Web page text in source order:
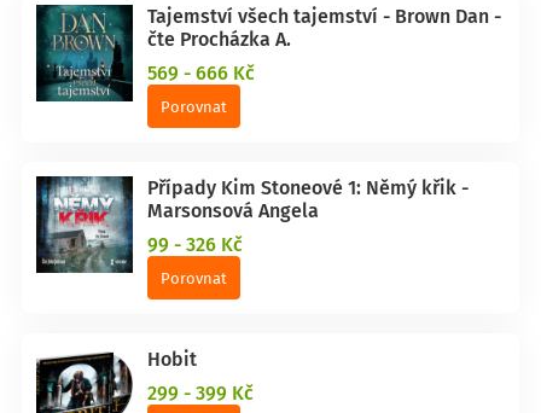
Tajemství všech tajemství - Brown Dan -
čte Procházka A.
569 - 666 Kč
Porovnat
Případy Kim Stoneové 1: Němý křik -
Marsonsová Angela
99 - 326 Kč
Porovnat
Hobit
299 - 399 Kč